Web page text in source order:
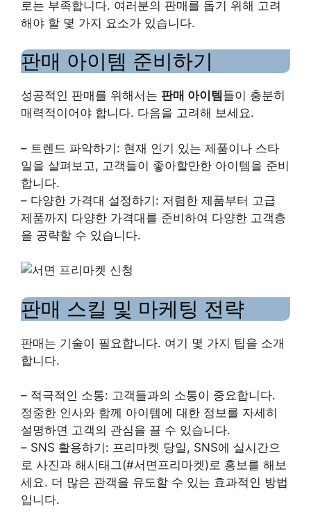
로는 부족합니다. 여러분의 판매를 돕기 위해 고려
해야 할 몇 가지 요소가 있습니다.
판매 아이템 준비하기
성공적인 판매를 위해서는 판매 아이템 들이 충분히
매력적이어야 합니다. 다음을 고려해 보세요.
– 트렌드 파악하기: 현재 인기 있는 제품이나 스타
일을 살펴보고, 고객들이 좋아할만한 아이템을 준비
합니다.
– 다양한 가격대 설정하기: 저렴한 제품부터 고급
제품까지 다양한 가격대를 준비하여 다양한 고객층
을 공략할 수 있습니다.
판매 스킬 및 마케팅 전략
판매는 기술이 필요합니다. 여기 몇 가지 팁을 소개
합니다.
– 적극적인 소통: 고객들과의 소통이 중요합니다.
정중한 인사와 함께 아이템에 대한 정보를 자세히
설명하면 고객의 관심을 끌 수 있습니다.
– SNS 활용하기: 프리마켓 당일, SNS에 실시간으
로 사진과 해시태그(#서면프리마켓)로 홍보를 해보
세요. 더 많은 관객을 유도할 수 있는 효과적인 방법
입니다.